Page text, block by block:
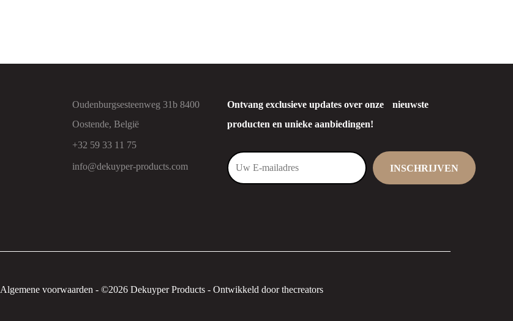
Ontvang exclusieve updates over onze nieuwste
producten en unieke aanbiedingen!
Oudenburgsesteenweg 31b 8400
Oostende, België
+32 59 33 11 75
info@dekuyper-products.com
Algemene voorwaarden - ©2026 Dekuyper Products - Ontwikkeld door thecreators